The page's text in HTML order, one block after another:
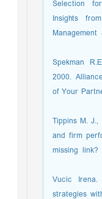
Selection
Insights
41.
2000.
of Your
42. Tippins
and firm
missing
43. Vucic
strategies